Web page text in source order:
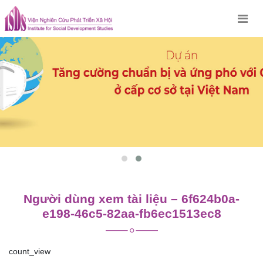
Skip
to
content
Người dùng xem tài liệu – 6f624b0a-
e198-46c5-82aa-fb6ec1513ec8
count_view